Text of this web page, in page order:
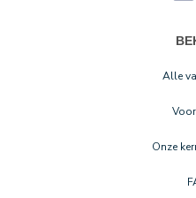
Alle
Onze